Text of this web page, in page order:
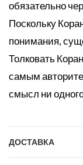
обязательно
Поскольку
понимания,
Толковать
самым
смысл ни
ДОСТАВКА